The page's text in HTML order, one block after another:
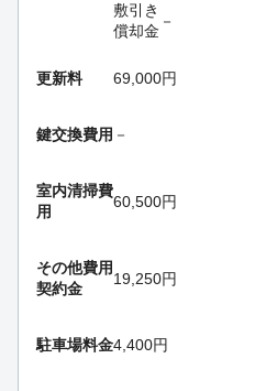
敷引き
償却金
－
更新料 69,000円
鍵交換費用 －
室内清掃費
用
60,500円
その他費用
契約金
19,250円
駐車場料金4,400円